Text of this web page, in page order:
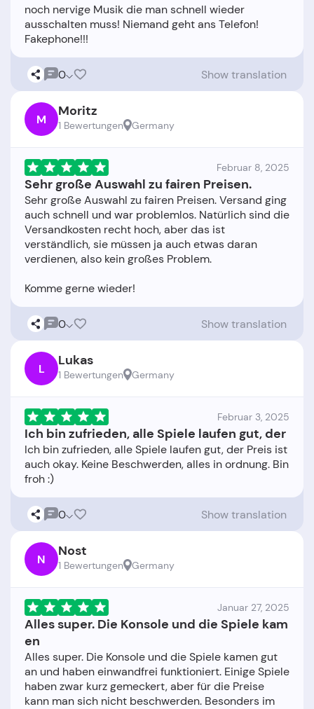
noch nervige Musik die man schnell wieder
ausschalten muss! Niemand geht ans Telefon!
0 Show translation
M Moritz
1 Bewertungen Germany
Februar 8, 2025
Sehr große Auswahl zu fairen Preisen.
Sehr große Auswahl zu fairen Preisen. Versand ging
auch schnell und war problemlos. Natürlich sind die
Versandkosten recht hoch, aber das ist
verständlich, sie müssen ja auch etwas daran
verdienen, also kein großes Problem.
0 Show translation
L Lukas
1 Bewertungen Germany
Februar 3, 2025
Ich bin zufrieden, alle Spiele laufen gut, der
Ich bin zufrieden, alle Spiele laufen gut, der Preis ist
auch okay. Keine Beschwerden, alles in ordnung. Bin
0 Show translation
N Nost
1 Bewertungen Germany
Januar 27, 2025
Alles super. Die Konsole und die Spiele kam
en
Alles super. Die Konsole und die Spiele kamen gut
an und haben einwandfrei funktioniert. Einige Spiele
haben zwar kurz gemeckert, aber für die Preise
kann man sich nicht beschwerden. Besonders im